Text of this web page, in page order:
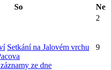
So
Ne
2
Setkání na Jalovém vrchu
ze dne
9